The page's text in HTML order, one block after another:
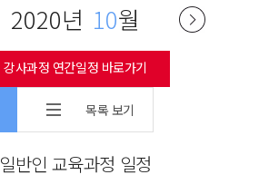
2020년 10월
강사과정 연간일정 바로가기
목록 보기
일반인 교육과정 일정